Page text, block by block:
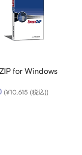
for Windows
(¥10,615 (税込))